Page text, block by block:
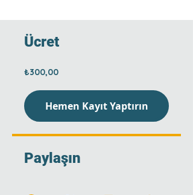
Ücret
₺300,00
Hemen Kayıt Yaptırın
Paylaşın